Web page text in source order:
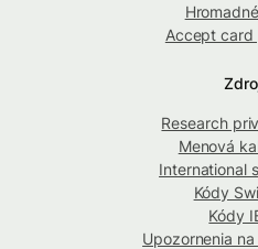
Accept card
Research
Menová
International
Kódy
Kódy
Upozornenia